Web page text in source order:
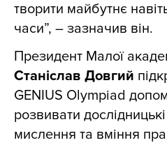
творити майбутнє
часи”, – зазначив він.
Президент Малої
Станіслав Довгий
GENIUS Olympiad
розвивати
мислення та вміння